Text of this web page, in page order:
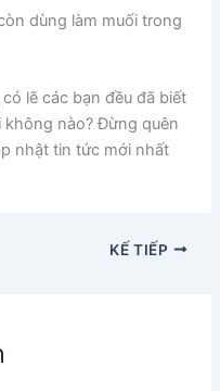
dùng làm muối trong
lẽ các bạn đều đã biết
nào? Đừng quên
nhật tin tức mới nhất
KẾ TIẾP